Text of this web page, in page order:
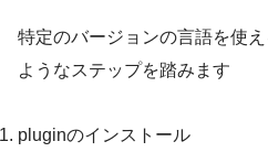
特定のバージョンの言語を使
ようなステップを踏みます
pluginのインストール